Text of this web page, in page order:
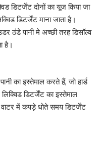
डिटर्जेंट दोनों का यूज किया जा
डिटर्जेंट माना जाता है।
ठंडे पानी मे अच्छी तरह डिसॉल्व
है।
का इस्तेमाल करते हैं, जो हार्ड
डिटर्जेंट का इस्तेमाल
वाटर में कपड़े धोते समय डिटर्जेंट